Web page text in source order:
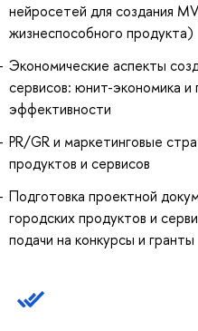
нейросетей для создания
жизнеспособного продукта)
Экономические аспекты
сервисов: юнит-экономика и
эффективности
PR/GR и маркетинговые
продуктов и сервисов
Подготовка проектной
городских продуктов и
подачи на конкурсы и гранты